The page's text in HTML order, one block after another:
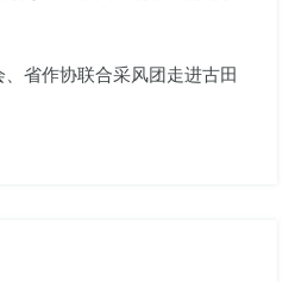
省作协联合采风团走进古田